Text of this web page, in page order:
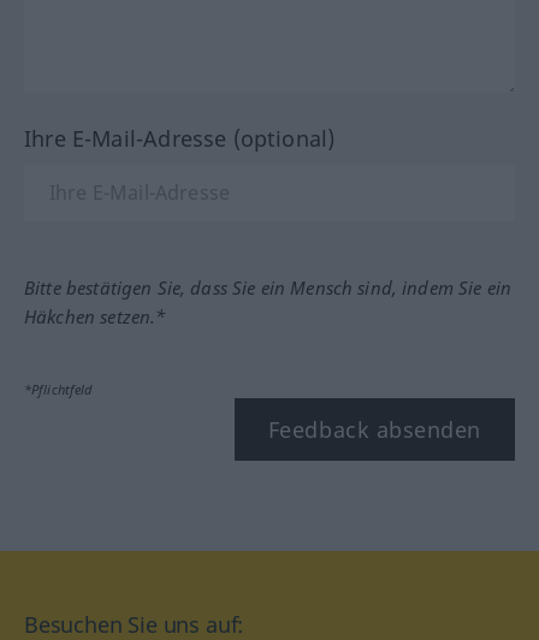
Ihre E-Mail-Adresse (optional)
Bitte bestätigen Sie, dass Sie ein Mensch sind, indem Sie ein
Häkchen setzen.*
*Pflichtfeld
Feedback absenden
Besuchen Sie uns auf: